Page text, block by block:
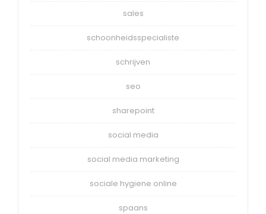
sales
schoonheidsspecialiste
schrijven
seo
sharepoint
social media
social media marketing
sociale hygiene online
spaans